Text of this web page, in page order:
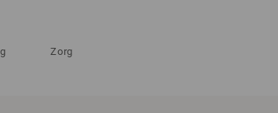
Zorg